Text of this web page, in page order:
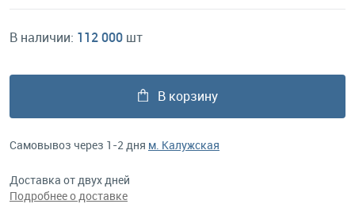
В наличии: 112 000 шт
В корзину
Самовывоз через 1-2 дня м. Калужская
Доставка от двух дней
Подробнее о доставке